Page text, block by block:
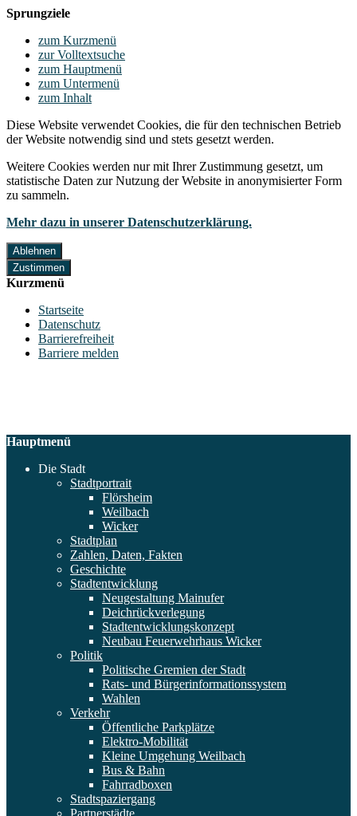
Sprungziele
zum Kurzmenü
zur Volltextsuche
zum Hauptmenü
zum Untermenü
zum Inhalt
Diese Website verwendet Cookies, die für den technischen Betrieb
der Website notwendig sind und stets gesetzt werden.
Weitere Cookies werden nur mit Ihrer Zustimmung gesetzt, um
statistische Daten zur Nutzung der Website in anonymisierter Form
zu sammeln.
Mehr dazu in unserer Datenschutzerklärung.
Ablehnen
Zustimmen
Kurzmenü
Startseite
Datenschutz
Barrierefreiheit
Barriere melden
Hauptmenü
Die Stadt
Stadtportrait
Flörsheim
Weilbach
Wicker
Stadtplan
Zahlen, Daten, Fakten
Geschichte
Stadtentwicklung
Neugestaltung Mainufer
Deichrückverlegung
Stadtentwicklungskonzept
Neubau Feuerwehrhaus Wicker
Politik
Politische Gremien der Stadt
Rats- und Bürgerinformationssystem
Wahlen
Verkehr
Öffentliche Parkplätze
Elektro-Mobilität
Kleine Umgehung Weilbach
Bus & Bahn
Fahrradboxen
Stadtspaziergang
Partnerstädte